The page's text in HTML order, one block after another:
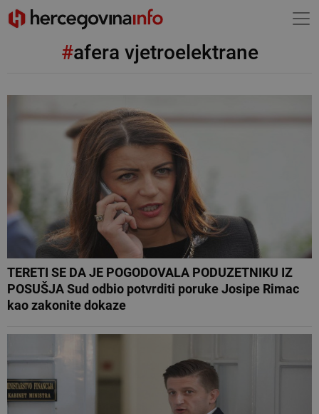
#afera vjetroelektrane
TERETI SE DA JE POGODOVALA PODUZETNIKU IZ
POSUŠJA Sud odbio potvrditi poruke Josipe Rimac
kao zakonite dokaze